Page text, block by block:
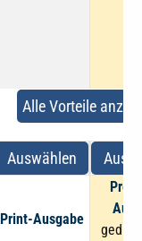
Alle Vorteile
Auswählen
Print-Ausgabe